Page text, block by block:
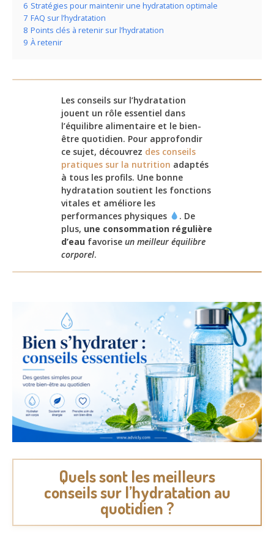
6 Stratégies pour maintenir une hydratation optimale
7 FAQ sur l’hydratation
8 Points clés à retenir sur l’hydratation
9 À retenir
Les conseils sur l’hydratation
jouent un rôle essentiel dans
l’équilibre alimentaire et le bien-
être quotidien. Pour approfondir
ce sujet, découvrez des conseils
pratiques sur la nutrition adaptés
à tous les profils. Une bonne
hydratation soutient les fonctions
vitales et améliore les
performances physiques
. De
plus, une consommation régulière
d’eau favorise un meilleur équilibre
corporel.
Quels sont les meilleurs
conseils sur l’hydratation au
quotidien ?